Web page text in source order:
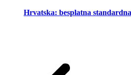
Hrvatska: besplatna